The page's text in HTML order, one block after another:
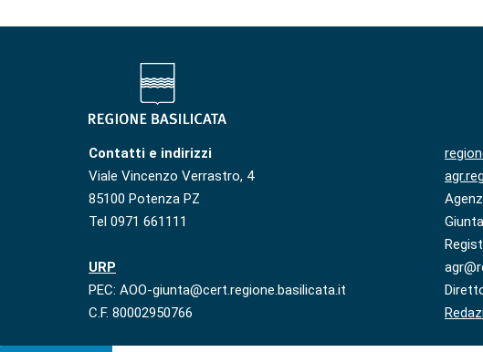
Contatti e indirizzi
Viale Vincenzo Verrastro, 4
85100 Potenza PZ
Tel 0971 661111
URP
PEC: AOO-giunta@cert.regione.basilicata.it
C.F. 80002950766